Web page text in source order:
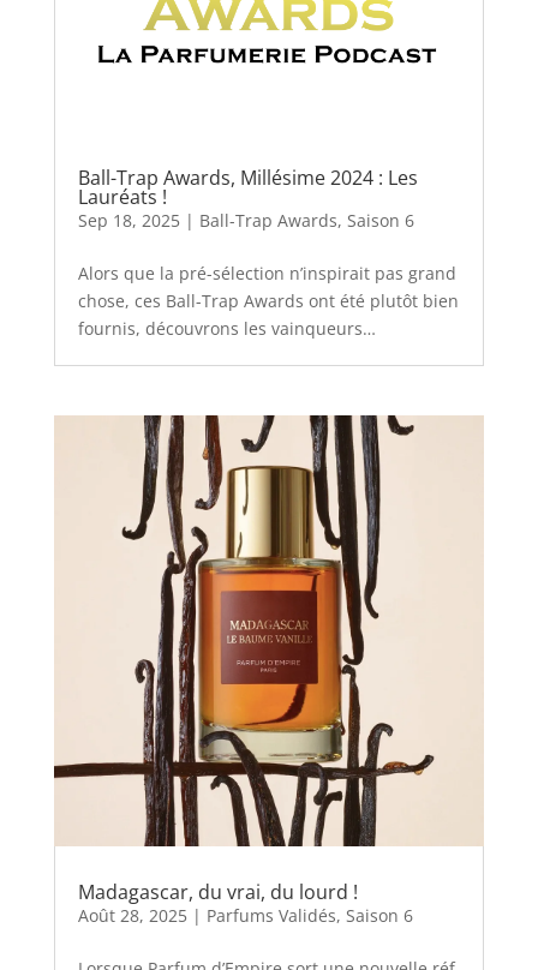
Ball-Trap Awards, Millésime 2024 : Les
Lauréats !
Sep 18, 2025| Ball-Trap Awards, Saison 6
Alors que la pré-sélection n’inspirait pas grand
chose, ces Ball-Trap Awards ont été plutôt bien
fournis, découvrons les vainqueurs…
Madagascar, du vrai, du lourd !
Août 28, 2025| Parfums Validés, Saison 6